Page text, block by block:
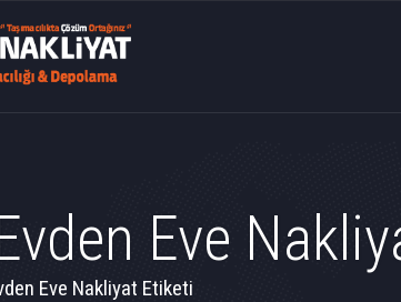
Eve
Eve Nakliyat Etiketi